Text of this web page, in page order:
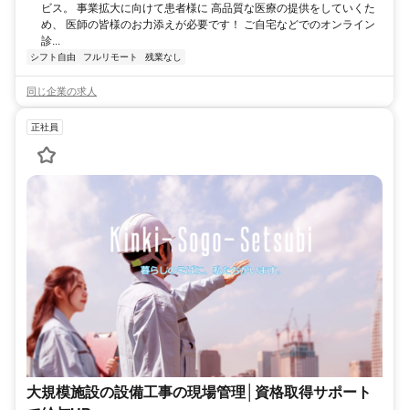
ビス。 事業拡大に向けて患者様に 高品質な医療の提供をしていくた
め、 医師の皆様のお力添えが必要です！ ご自宅などでのオンライン
診...
シフト自由 フルリモート 残業なし
同じ企業の求人
正社員
大規模施設の設備工事の現場管理│資格取得サポート